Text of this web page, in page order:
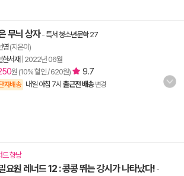
무늬 상자-특서 청소년문학 27
영(지은이)
한서재 2022년 06월
원 (10% 할인 / 620원) 9.7
자배송 내일 아침 7시 출근전 배송 변경
드 향낭
요원 레너드 12 : 콩콩 뛰는 강시가 나타났다! -